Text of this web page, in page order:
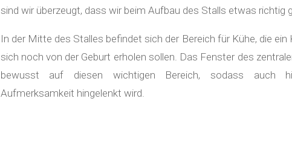
sind wir überzeugt, dass wir beim Aufbau des Stalls etwas richtig
In der Mitte des Stalles befindet sich der Bereich für Kühe, die ein
sich noch von der Geburt erholen sollen. Das Fenster des
bewusst auf diesen wichtigen Bereich, sodass auch
Aufmerksamkeit hingelenkt wird.